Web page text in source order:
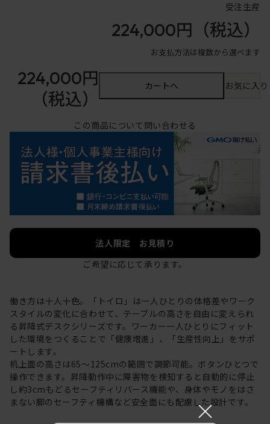
受注生産
224,000円 （税込）
お支払方法は複数から選べます
224,000円
（税込）
カートへ お気に入
この商品について問い合わせる
法人限定 お見積り
ご希望に応じて承ります。
働き方は十人十色。「トイロ」は一人ひとりの体格差やワーク
スタイルの変化に合わせて、テーブルの高さを自由に変えられ
る昇降式デスクシリーズです。ワーカー一人ひとりにフィット
した環境をつくることで「健康増進」、「生産性向上」をサポ
ートします。
机上面の高さは65～125cmの範囲で調節可能。ボタンひとつで
操作できます。昇降動作中に障害物を検知すると自動的に停止
し約3cmもどるセーフティリバース機能や、身体やモノをはさ
まない脚のセーフティ機構など安全面にも配慮した設計です。
×